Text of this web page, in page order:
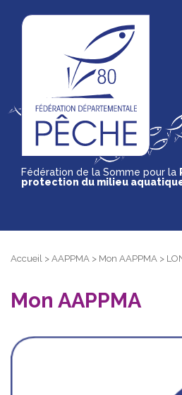
Fédération de la Somme pour la
protection du milieu
Accueil > AAPPMA > Mon AAPPMA >
Mon AAPPMA